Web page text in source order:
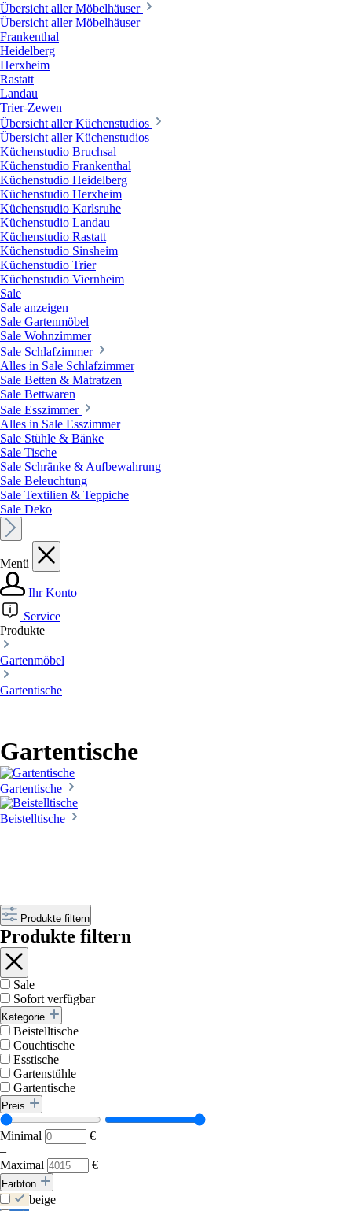
Übersicht aller Möbelhäuser
Übersicht aller Möbelhäuser
Frankenthal
Heidelberg
Herxheim
Rastatt
Landau
Trier-Zewen
Übersicht aller Küchenstudios
Übersicht aller Küchenstudios
Küchenstudio Bruchsal
Küchenstudio Frankenthal
Küchenstudio Heidelberg
Küchenstudio Herxheim
Küchenstudio Karlsruhe
Küchenstudio Landau
Küchenstudio Rastatt
Küchenstudio Sinsheim
Küchenstudio Trier
Küchenstudio Viernheim
Sale
Sale anzeigen
Sale Gartenmöbel
Sale Wohnzimmer
Sale Schlafzimmer
Alles in Sale Schlafzimmer
Sale Betten & Matratzen
Sale Bettwaren
Sale Esszimmer
Alles in Sale Esszimmer
Sale Stühle & Bänke
Sale Tische
Sale Schränke & Aufbewahrung
Sale Beleuchtung
Sale Textilien & Teppiche
Sale Deko
Menü
Ihr Konto
Service
Produkte
Gartenmöbel
Gartentische
Gartentische
Gartentische
Beistelltische
Produkte filtern
Produkte filtern
Sale
Sofort verfügbar
Kategorie
Beistelltische
Couchtische
Esstische
Gartenstühle
Gartentische
Preis
Minimal
€
–
Maximal
€
Farbton
beige